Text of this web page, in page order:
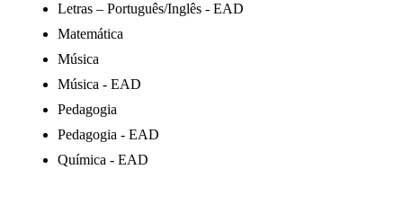
Letras – Português/Inglês - EAD
Matemática
Música
Música - EAD
Pedagogia
Pedagogia - EAD
Química - EAD